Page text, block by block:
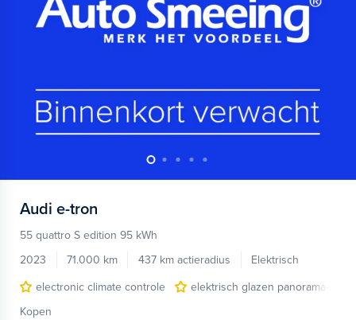
Audi e-tron
55 quattro S edition 95 kWh
2023
71.000 km 437 km actieradius
Elektrisch
electronic climate controle
elektrisch glazen panorama-dak
Kopen